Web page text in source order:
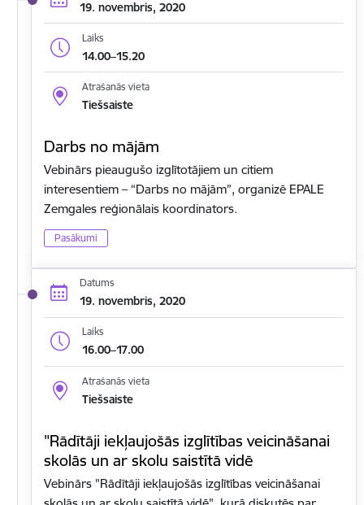
19. novembris, 2020
Laiks
14.00–15.20
Atrašanās vieta
Tiešsaiste
Darbs no mājām
Vebinārs pieaugušo izglītotājiem un citiem
interesentiem – “Darbs no mājām”, organizē EPALE
Zemgales reģionālais koordinators.
Pasākumi
Datums
19. novembris, 2020
Laiks
16.00–17.00
Atrašanās vieta
Tiešsaiste
"Rādītāji iekļaujošās izglītības veicināšanai
skolās un ar skolu saistītā vidē
Vebinārs "Rādītāji iekļaujošās izglītības veicināšanai